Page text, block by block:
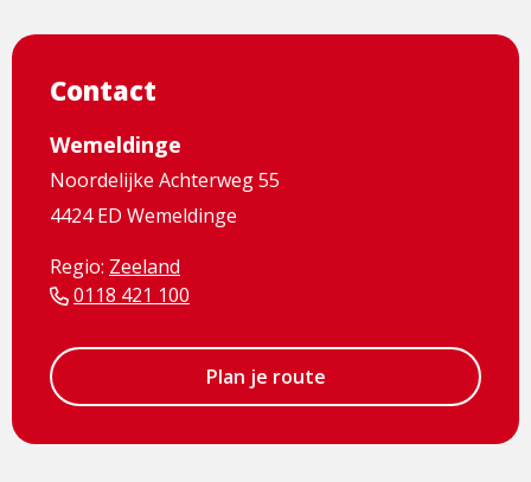
Contact
Wemeldinge
Noordelijke Achterweg 55
4424 ED Wemeldinge
Regio: Zeeland
0118 421 100
Plan je route